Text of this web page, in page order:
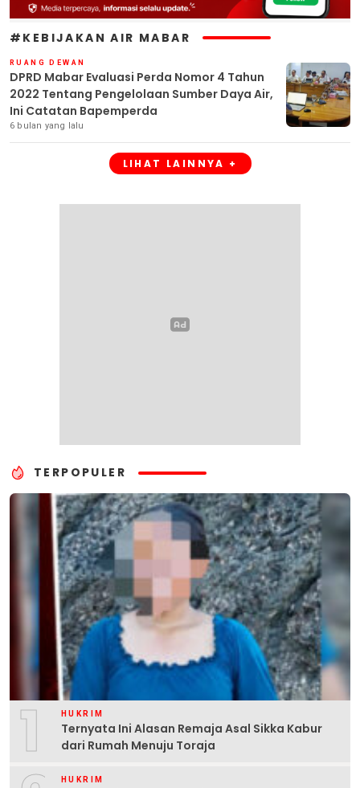
#KEBIJAKAN AIR MABAR
RUANG DEWAN
DPRD Mabar Evaluasi Perda Nomor 4 Tahun
2022 Tentang Pengelolaan Sumber Daya Air,
Ini Catatan Bapemperda
6 bulan yang lalu
LIHAT LAINNYA +
TERPOPULER
1 HUKRIM
Ternyata Ini Alasan Remaja Asal Sikka Kabur
dari Rumah Menuju Toraja
HUKRIM